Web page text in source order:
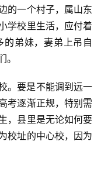
的一个村子，属山东
学校里生活，应付着
弟妹，妻弟上吊自
。要是不能调到远一
考逐渐正规，特别需
，县里是无论如何要
校址的中心校，因为